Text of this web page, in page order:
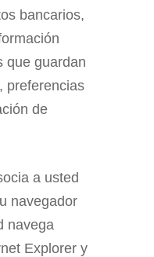
bancarios,
que guardan
preferencias
de
a usted
navegador
navega
Explorer y